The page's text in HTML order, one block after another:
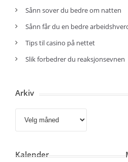
Sånn sover du bedre om natten
Sånn får du en bedre
Tips til casino på nettet
Slik forbedrer du reaksjonsevnen
Arkiv
Kalender